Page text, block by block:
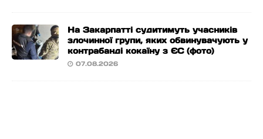
На Закарпатті судитимуть учасників
злочинної групи, яких обвинувачують у
контрабанді кокаїну з ЄС (фото)
07.08.2026